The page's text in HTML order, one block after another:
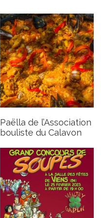
Paëlla de l’Association
bouliste du Calavon
Fête de la Soupe
Publié le jeudi 16 février 2023